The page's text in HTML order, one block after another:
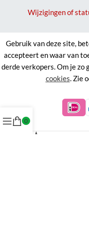
Wijzigingen of
Gebruik van deze site,
accepteert en waar van
derde verkopers. Om je zo
cookies . Zie
0